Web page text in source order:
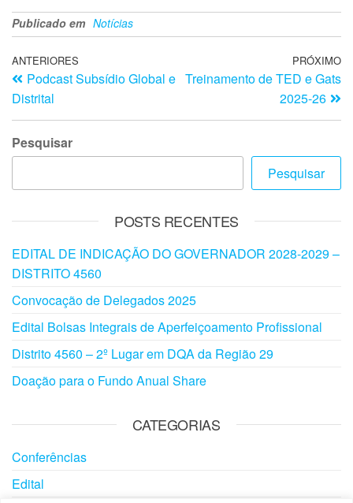
Publicado em Notícias
ANTERIORES
Podcast Subsídio Global e
Distrital
PRÓXIMO
Treinamento de TED e Gats
2025-26
Pesquisar
Pesquisar
POSTS RECENTES
EDITAL DE INDICAÇÃO DO GOVERNADOR 2028-2029 –
DISTRITO 4560
Convocação de Delegados 2025
Edital Bolsas Integrais de Aperfeiçoamento Profissional
Distrito 4560 – 2º Lugar em DQA da Região 29
Doação para o Fundo Anual Share
CATEGORIAS
Conferências
Edital